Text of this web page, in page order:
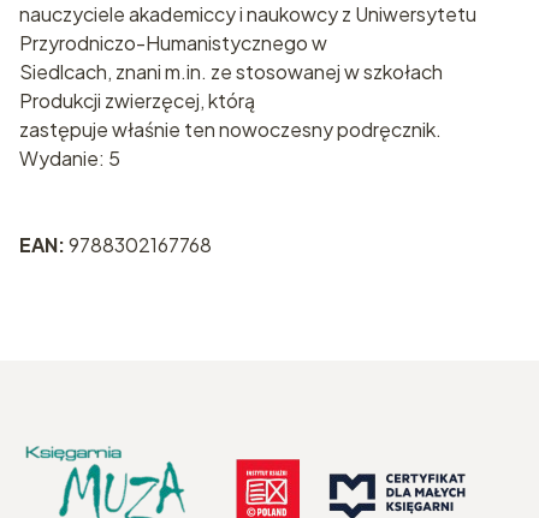
nauczyciele akademiccy i naukowcy z Uniwersytetu
Przyrodniczo-Humanistycznego w
Siedlcach, znani m.in. ze stosowanej w szkołach
Produkcji zwierzęcej, którą
zastępuje właśnie ten nowoczesny podręcznik.
Wydanie: 5
EAN:9788302167768